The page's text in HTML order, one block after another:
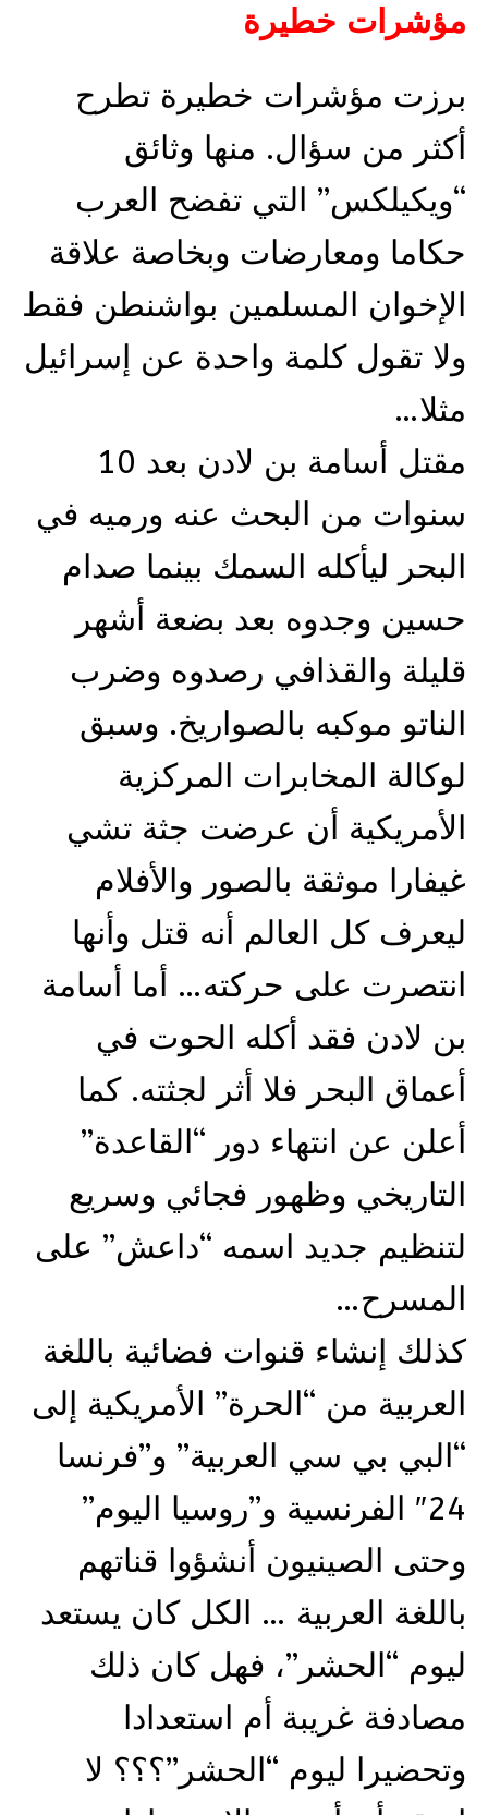
مؤشرات خطيرة
برزت مؤشرات خطيرة تطرح
أكثر من سؤال. منها وثائق
“ويكيلكس” التي تفضح العرب
حكاما ومعارضات وبخاصة علاقة
الإخوان المسلمين بواشنطن فقط
ولا تقول كلمة واحدة عن إسرائيل
مثلا…
مقتل أسامة بن لادن بعد 10
سنوات من البحث عنه ورميه في
البحر ليأكله السمك بينما صدام
حسين وجدوه بعد بضعة أشهر
قليلة والقذافي رصدوه وضرب
الناتو موكبه بالصواريخ. وسبق
لوكالة المخابرات المركزية
الأمريكية أن عرضت جثة تشي
غيفارا موثقة بالصور والأفلام
ليعرف كل العالم أنه قتل وأنها
انتصرت على حركته… أما أسامة
بن لادن فقد أكله الحوت في
أعماق البحر فلا أثر لجثته. كما
أعلن عن انتهاء دور “القاعدة”
التاريخي وظهور فجائي وسريع
لتنظيم جديد اسمه “داعش” على
المسرح…
كذلك إنشاء قنوات فضائية باللغة
العربية من “الحرة” الأمريكية إلى
“البي بي سي العربية” و”فرنسا
24″ الفرنسية و”روسيا اليوم”
وحتى الصينيون أنشؤوا قناتهم
باللغة العربية … الكل كان يستعد
ليوم “الحشر”، فهل كان ذلك
مصادفة غريبة أم استعدادا
وتحضيرا ليوم “الحشر”؟؟؟ لا